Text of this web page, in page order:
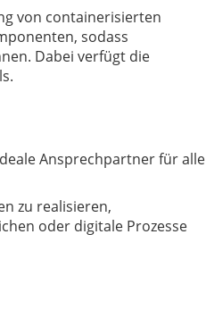
von containerisierten
sodass
Dabei verfügt die
Ansprechpartner für alle
zu realisieren,
oder digitale Prozesse